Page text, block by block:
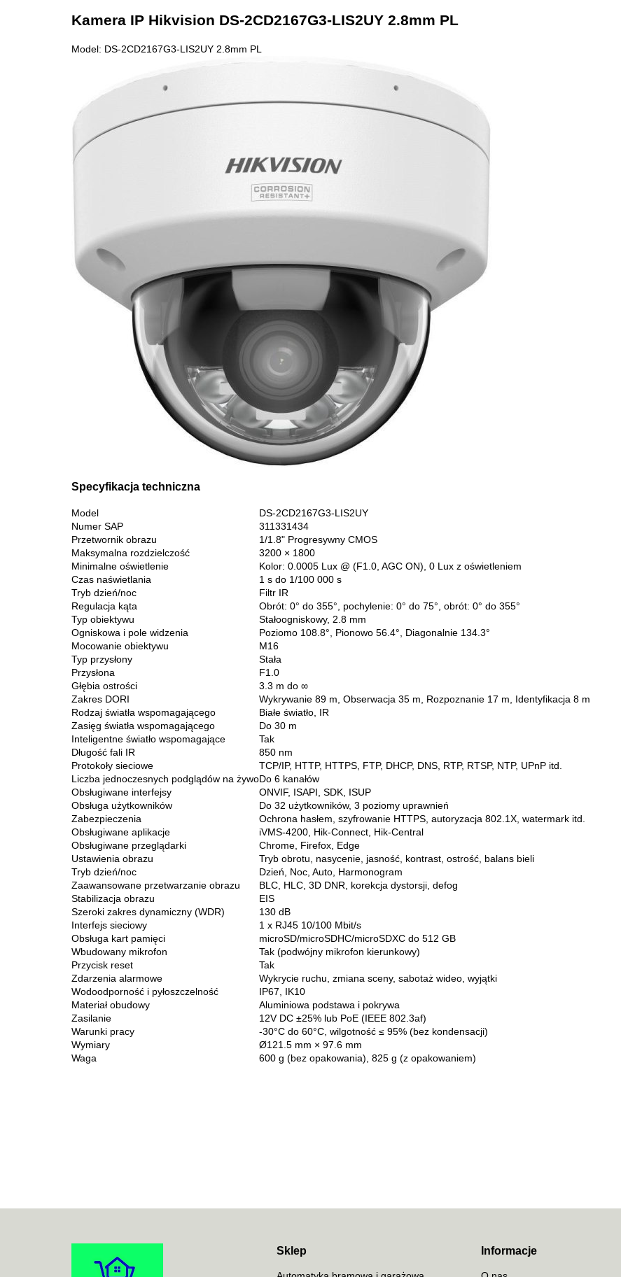
Kamera IP Hikvision DS-2CD2167G3-LIS2UY 2.8mm PL
Model: DS-2CD2167G3-LIS2UY 2.8mm PL
Specyfikacja techniczna
Model
DS-2CD2167G3-LIS2UY
Numer SAP
311331434
Przetwornik obrazu
1/1.8" Progresywny CMOS
Maksymalna rozdzielczość
3200 × 1800
Minimalne oświetlenie
Kolor: 0.0005 Lux @ (F1.0, AGC ON), 0 Lux z oświetleniem
Czas naświetlania
1 s do 1/100 000 s
Tryb dzień/noc
Filtr IR
Regulacja kąta
Obrót: 0° do 355°, pochylenie: 0° do 75°, obrót: 0° do 355°
Typ obiektywu
Stałoogniskowy, 2.8 mm
Ogniskowa i pole widzenia
Poziomo 108.8°, Pionowo 56.4°, Diagonalnie 134.3°
Mocowanie obiektywu
M16
Typ przysłony
Stała
Przysłona
F1.0
Głębia ostrości
3.3 m do ∞
Zakres DORI
Wykrywanie 89 m, Obserwacja 35 m, Rozpoznanie 17 m, Identyfikacja 8 m
Rodzaj światła wspomagającego
Białe światło, IR
Zasięg światła wspomagającego
Do 30 m
Inteligentne światło wspomagające
Tak
Długość fali IR
850 nm
Protokoły sieciowe
TCP/IP, HTTP, HTTPS, FTP, DHCP, DNS, RTP, RTSP, NTP, UPnP itd.
Liczba jednoczesnych podglądów na żywoDo 6 kanałów
Obsługiwane interfejsy
ONVIF, ISAPI, SDK, ISUP
Obsługa użytkowników
Do 32 użytkowników, 3 poziomy uprawnień
Zabezpieczenia
Ochrona hasłem, szyfrowanie HTTPS, autoryzacja 802.1X, watermark itd.
Obsługiwane aplikacje
iVMS-4200, Hik-Connect, Hik-Central
Obsługiwane przeglądarki
Chrome, Firefox, Edge
Ustawienia obrazu
Tryb obrotu, nasycenie, jasność, kontrast, ostrość, balans bieli
Tryb dzień/noc
Dzień, Noc, Auto, Harmonogram
Zaawansowane przetwarzanie obrazu
BLC, HLC, 3D DNR, korekcja dystorsji, defog
Stabilizacja obrazu
EIS
Szeroki zakres dynamiczny (WDR)
130 dB
Interfejs sieciowy
1 x RJ45 10/100 Mbit/s
Obsługa kart pamięci
microSD/microSDHC/microSDXC do 512 GB
Wbudowany mikrofon
Tak (podwójny mikrofon kierunkowy)
Przycisk reset
Tak
Zdarzenia alarmowe
Wykrycie ruchu, zmiana sceny, sabotaż wideo, wyjątki
Wodoodporność i pyłoszczelność
IP67, IK10
Materiał obudowy
Aluminiowa podstawa i pokrywa
Zasilanie
12V DC ±25% lub PoE (IEEE 802.3af)
Warunki pracy
-30°C do 60°C, wilgotność ≤ 95% (bez kondensacji)
Wymiary
Ø121.5 mm × 97.6 mm
Waga
600 g (bez opakowania), 825 g (z opakowaniem)
Sklep Informacje